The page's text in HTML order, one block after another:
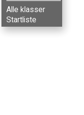
Alle klasser
Startliste